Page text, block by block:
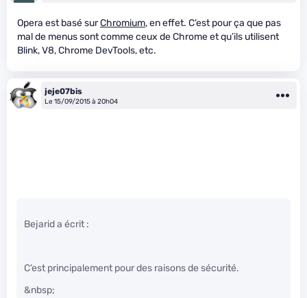
Opera est basé surChromium, en effet. C’est pour ça que pas
mal de menus sont comme ceux de Chrome et qu’ils utilisent
Blink, V8, Chrome DevTools, etc.
jeje07bis
Le 15/09/2015 à 20h04
Bejarid a écrit :
C’est principalement pour des raisons de sécurité.
&nbsp;